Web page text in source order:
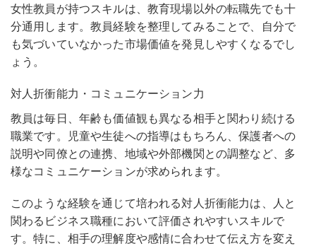
女性教員が持つスキルは、教育現場以外の転職先でも十
分通用します。教員経験を整理してみることで、自分で
も気づいていなかった市場価値を発見しやすくなるでし
ょう。
対人折衝能力・コミュニケーション力
教員は毎日、年齢も価値観も異なる相手と関わり続ける
職業です。児童や生徒への指導はもちろん、保護者への
説明や同僚との連携、地域や外部機関との調整など、多
様なコミュニケーションが求められます。
このような経験を通じて培われる対人折衝能力は、人と
関わるビジネス職種において評価されやすいスキルで
す。特に、相手の理解度や感情に合わせて伝え方を変え